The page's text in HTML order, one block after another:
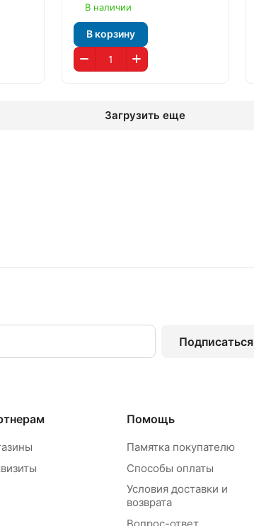
В наличии
В корзину
Загрузить еще
Подписаться
Помощь
Памятка покупателю
Способы оплаты
Условия доставки и
возврата